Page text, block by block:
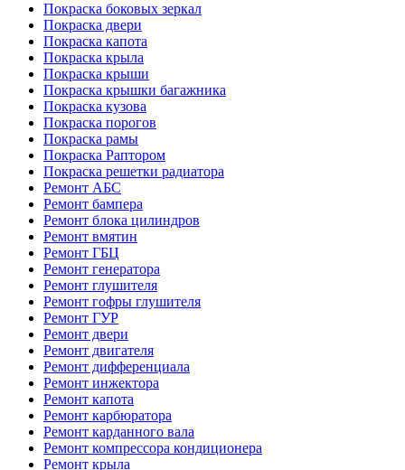
Покраска боковых зеркал
Покраска двери
Покраска капота
Покраска крыла
Покраска крыши
Покраска крышки багажника
Покраска кузова
Покраска порогов
Покраска рамы
Покраска Раптором
Покраска решетки радиатора
Ремонт АБС
Ремонт бампера
Ремонт блока цилиндров
Ремонт вмятин
Ремонт ГБЦ
Ремонт генератора
Ремонт глушителя
Ремонт гофры глушителя
Ремонт ГУР
Ремонт двери
Ремонт двигателя
Ремонт дифференциала
Ремонт инжектора
Ремонт капота
Ремонт карбюратора
Ремонт карданного вала
Ремонт компрессора кондиционера
Ремонт крыла